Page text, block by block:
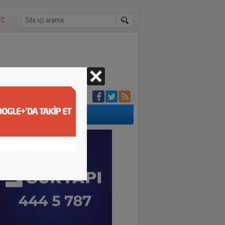
kaybetti
3 milyon 924 bin
belirlendi
döktüğü